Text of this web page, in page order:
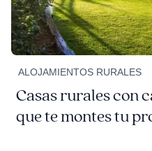
ALOJAMIENTOS RURALES
Casas rurales con
que te montes tu